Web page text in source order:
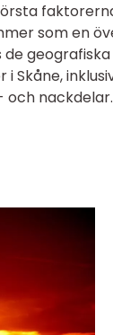
som en
Skåne,